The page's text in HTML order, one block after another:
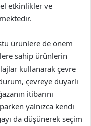
etkinlikler ve
ürünlere de önem
sahip ürünlerin
kullanarak çevre
çevreye duyarlı
itibarını
yalnızca kendi
da düşünerek seçim